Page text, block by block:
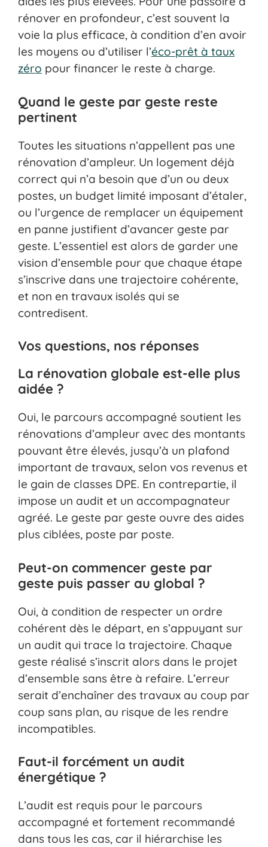
rénover en profondeur, c’est souvent la
voie la plus efficace, à condition d’en avoir
les moyens ou d’utiliser l’éco-prêt à taux
zéro pour financer le reste à charge.
Quand le geste par geste reste
pertinent
Toutes les situations n’appellent pas une
rénovation d’ampleur. Un logement déjà
correct qui n’a besoin que d’un ou deux
postes, un budget limité imposant d’étaler,
ou l’urgence de remplacer un équipement
en panne justifient d’avancer geste par
geste. L’essentiel est alors de garder une
vision d’ensemble pour que chaque étape
s’inscrive dans une trajectoire cohérente,
et non en travaux isolés qui se
contredisent.
Vos questions, nos réponses
La rénovation globale est-elle plus
aidée ?
Oui, le parcours accompagné soutient les
rénovations d’ampleur avec des montants
pouvant être élevés, jusqu’à un plafond
important de travaux, selon vos revenus et
le gain de classes DPE. En contrepartie, il
impose un audit et un accompagnateur
agréé. Le geste par geste ouvre des aides
plus ciblées, poste par poste.
Peut-on commencer geste par
geste puis passer au global ?
Oui, à condition de respecter un ordre
cohérent dès le départ, en s’appuyant sur
un audit qui trace la trajectoire. Chaque
geste réalisé s’inscrit alors dans le projet
d’ensemble sans être à refaire. L’erreur
serait d’enchaîner des travaux au coup par
coup sans plan, au risque de les rendre
incompatibles.
Faut-il forcément un audit
énergétique ?
L’audit est requis pour le parcours
accompagné et fortement recommandé
dans tous les cas, car il hiérarchise les